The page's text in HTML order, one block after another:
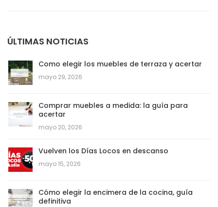
ÚLTIMAS NOTICIAS
Como elegir los muebles de terraza y acertar
mayo 29, 2026
Comprar muebles a medida: la guía para
acertar
mayo 20, 2026
Vuelven los Días Locos en descanso
mayo 15, 2026
Cómo elegir la encimera de la cocina, guía
definitiva